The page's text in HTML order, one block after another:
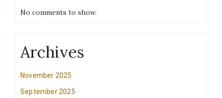
No comments to show.
Archives
November 2025
September 2025